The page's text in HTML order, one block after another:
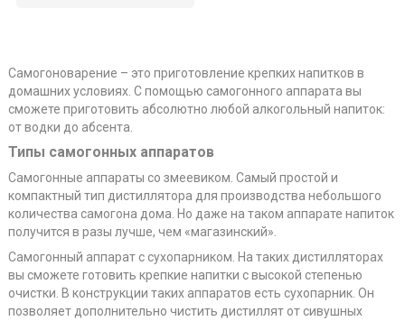
Самогоноварение – это приготовление крепких напитков в
домашних условиях. С помощью самогонного аппарата вы
сможете приготовить абсолютно любой алкогольный напиток:
от водки до абсента.
Типы самогонных аппаратов
Самогонные аппараты со змеевиком. Самый простой и
компактный тип дистиллятора для производства небольшого
количества самогона дома. Но даже на таком аппарате напиток
получится в разы лучше, чем «магазинский».
Самогонный аппарат с сухопарником. На таких дистилляторах
вы сможете готовить крепкие напитки с высокой степенью
очистки. В конструкции таких аппаратов есть сухопарник. Он
позволяет дополнительно чистить дистиллят от сивушных